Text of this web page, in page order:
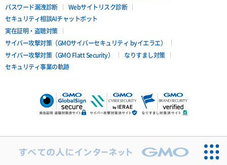
パスワード漏洩診断
Webサイトリスク診断
セキュリティ相談AIチャットボット
実在証明・盗聴対策
サイバー攻撃対策（GMOサイバーセキュリティ byイエラエ）
サイバー攻撃対策（GMO Flatt Security）
なりすまし対策
セキュリティ事業の軌跡